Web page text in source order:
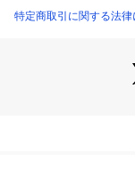
・裾のドロースト
83033630 （ショップ
特定商取引に関する法律